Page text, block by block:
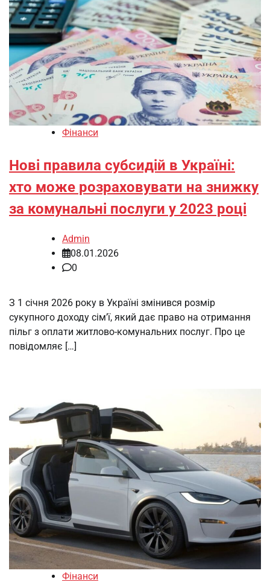
Фінанси
Нові правила субсидій в Україні:
хто може розраховувати на знижку
за комунальні послуги у 2023 році
Admin
08.01.2026
0
З 1 січня 2026 року в Україні змінився розмір
сукупного доходу сім’ї, який дає право на отримання
пільг з оплати житлово-комунальних послуг. Про це
повідомляє […]
Фінанси